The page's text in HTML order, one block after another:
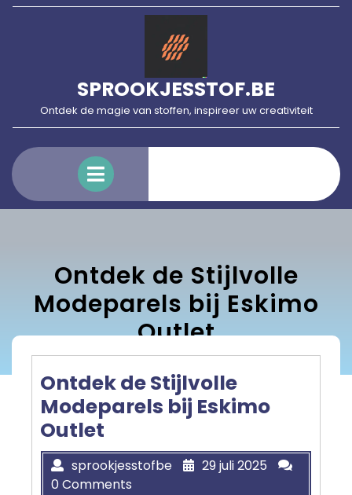
Skip
SPROOKJESSTOF.BE
Ontdek de magie van stoffen, inspireer uw creativiteit
Menu
Ontdek de Stijlvolle
Modeparels bij Eskimo
Outlet
Ontdek de Stijlvolle
Modeparels bij Eskimo
Outlet
sprookjesstofbe
29 juli 2025
0 Comments